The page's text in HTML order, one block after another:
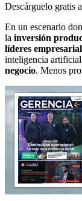
Descárguelo gratis
En un escenario
la inversión
líderes
inteligencia
negocio. Menos